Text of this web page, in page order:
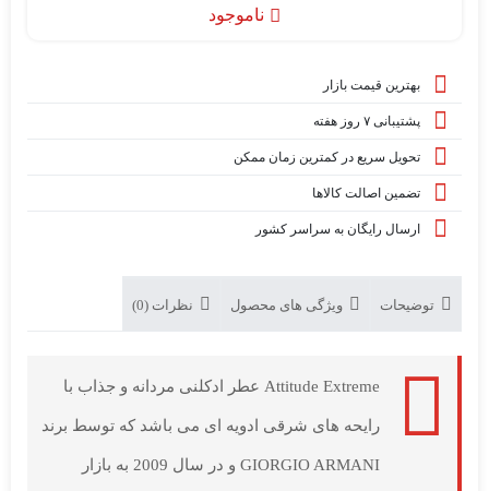
ناموجود
بهترین قیمت بازار
پشتیبانی ۷ روز هفته
تحویل سریع در کمترین زمان ممکن
تضمین اصالت کالاها
ارسال رایگان به سراسر کشور
توضیحات ویژگی های محصول نظرات (0)
Attitude Extreme عطر ادکلنی مردانه و جذاب با
رایحه های شرقی ادویه ای می باشد که توسط برند
GIORGIO ARMANI و در سال 2009 به بازار